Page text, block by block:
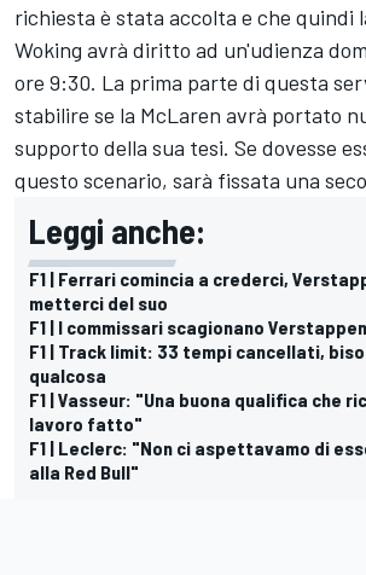
richiesta è stata accolta e che quindi
Woking avrà diritto ad un'udienza
ore 9:30. La prima parte di questa
stabilire se la McLaren avrà portato
supporto della sua tesi. Se dovesse
questo scenario, sarà fissata una
Leggi anche:
F1 | Ferrari comincia a crederci,
metterci del suo
F1 | I commissari scagionano
F1 | Track limit: 33 tempi cancellati,
qualcosa
F1 | Vasseur: "Una buona qualifica che
lavoro fatto"
F1 | Leclerc: "Non ci aspettavamo di
alla Red Bull"